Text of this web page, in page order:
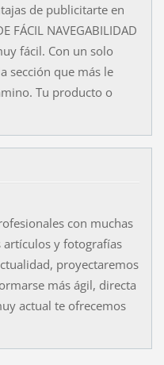
de publicitarte en
FÁCIL NAVEGABILIDAD
fácil. Con un solo
sección que más le
Tu producto o
con muchas
artículos y fotografías
proyectaremos
más ágil, directa
actual te ofrecemos